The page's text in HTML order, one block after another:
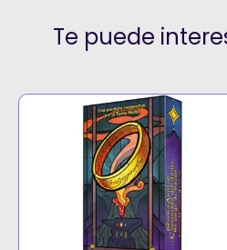
Te puede